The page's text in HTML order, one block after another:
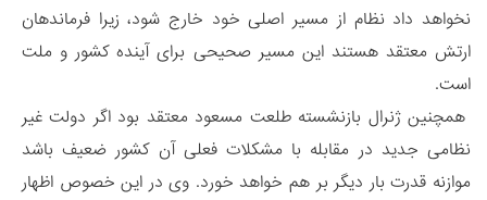
نخواهد داد نظام از مسیر اصلی خود خارج شود، زیرا فرماندهان
ارتش معتقد هستند این مسیر صحیحی برای آینده کشور و ملت
است.
همچنین ژنرال بازنشسته طلعت مسعود معتقد بود اگر دولت غیر
نظامی جدید در مقابله با مشکلات فعلی آن کشور ضعیف باشد
موازنه قدرت بار دیگر بر هم خواهد خورد. وی در این خصوص اظهار